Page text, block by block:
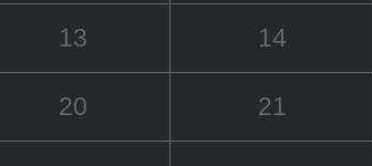
13 14
20 21